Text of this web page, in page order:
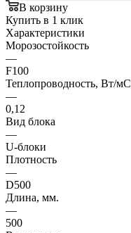
В корзину
Купить в 1 клик
Характеристики
Морозостойкость
—
F100
Теплопроводность, Вт/мC
—
0,12
Вид блока
—
U-блоки
Плотность
—
D500
Длина, мм.
—
500